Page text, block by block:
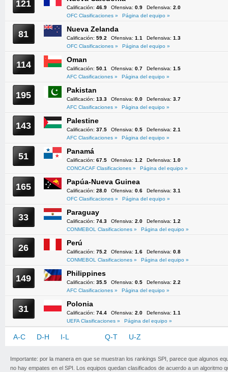
121 Calificación: 46.9 Ofensiva: 0.9 Defensiva: 2.0
OFC Clasificaciones »
Página del equipo »
81 Nueva Zelanda
Calificación: 59.2 Ofensiva: 1.1 Defensiva: 1.3
OFC Clasificaciones »
Página del equipo »
114 Oman
Calificación: 50.1 Ofensiva: 0.7 Defensiva: 1.5
AFC Clasificaciones »
Página del equipo »
195 Pakistan
Calificación: 13.3 Ofensiva: 0.0 Defensiva: 3.7
AFC Clasificaciones »
Página del equipo »
143 Palestine
Calificación: 37.5 Ofensiva: 0.5 Defensiva: 2.1
AFC Clasificaciones »
Página del equipo »
51 Panamá
Calificación: 67.5 Ofensiva: 1.2 Defensiva: 1.0
CONCACAF Clasificaciones »
Página del equipo »
165 Papúa-Nueva Guinea
Calificación: 28.0 Ofensiva: 0.6 Defensiva: 3.1
OFC Clasificaciones »
Página del equipo »
33 Paraguay
Calificación: 74.3 Ofensiva: 2.0 Defensiva: 1.2
CONMEBOL Clasificaciones »
Página del equipo »
26 Perú
Calificación: 75.2 Ofensiva: 1.6 Defensiva: 0.8
CONMEBOL Clasificaciones »
Página del equipo »
149 Philippines
Calificación: 35.5 Ofensiva: 0.5 Defensiva: 2.2
AFC Clasificaciones »
Página del equipo »
31 Polonia
Calificación: 74.4 Ofensiva: 2.0 Defensiva: 1.1
UEFA Clasificaciones »
Página del equipo »
A-C D-H I-L Q-T U-Z
Importante: por la manera en que se muestran los rankings SPI, parece que algunos
no hay empates en el SPI. Los equipos quedan clasificados de acuerdo a un algoritmo